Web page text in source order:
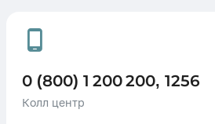
0 (800) 1 200 200, 1256
Колл центр